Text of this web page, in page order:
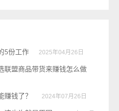
5份工作 2025年04月26日
联盟商品带货来赚钱怎么做
钱了？ 2024年07月26日